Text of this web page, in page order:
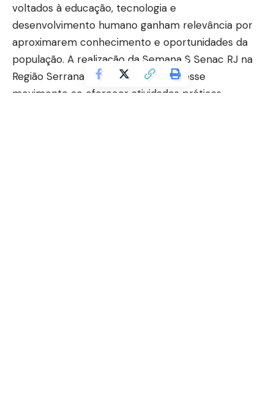
voltados à educação, tecnologia e
desenvolvimento humano ganham relevância por
aproximarem conhecimento e oportunidades da
população. A realização da Semana S Senac RJ na
Região Serrana reforça justamente esse
movimento ao oferecer atividades práticas,